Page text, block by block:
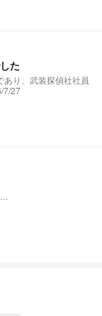
た
あり、武装探偵社社員
27